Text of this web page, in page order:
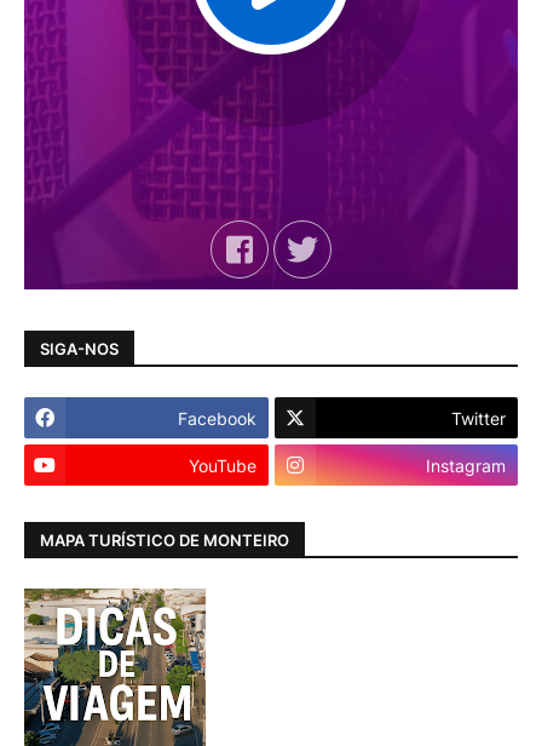
SIGA-NOS
Facebook Twitter
YouTube Instagram
MAPA TURÍSTICO DE MONTEIRO